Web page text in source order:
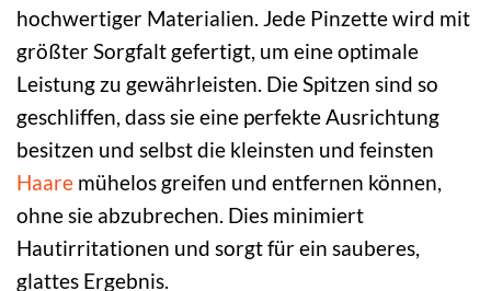
hochwertiger Materialien. Jede Pinzette wird mit
größter Sorgfalt gefertigt, um eine optimale
Leistung zu gewährleisten. Die Spitzen sind so
geschliffen, dass sie eine perfekte Ausrichtung
besitzen und selbst die kleinsten und feinsten
Haare mühelos greifen und entfernen können,
ohne sie abzubrechen. Dies minimiert
Hautirritationen und sorgt für ein sauberes,
glattes Ergebnis.